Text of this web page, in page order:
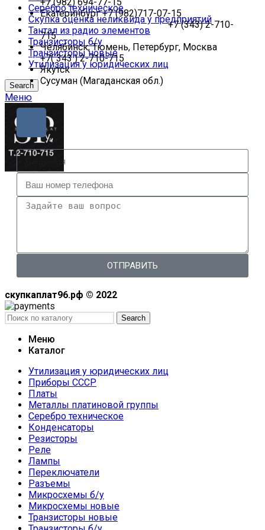
Серебро техническое
Скупка оценка неликвида у предприятий
Тантал из радио элементов
Транзисторы б/у
Транзисторы новые
Утилизация у юридических лиц
Search
Меню
Екатеринбург +7 (982)717-07-15
+7 (343) 2-710-
715
Челябинск, Тюмень, Петербург, Москва
+7( 343 ) 2-710-715
Якутск
Сусуман (Магаданская обл.)
ОТПРАВИТЬ
скупкаплат96.рф © 2022
Search
Меню
Каталог
Утилизация у юридических лиц
Приборы СССР
Платы
Металлы платиновой группы
Серебро техническое
Конденсаторы
Резисторы
Реле
Лампы
Переключатели
Разъемы
Микросхемы б/у
Микросхемы новые
Транзисторы новые